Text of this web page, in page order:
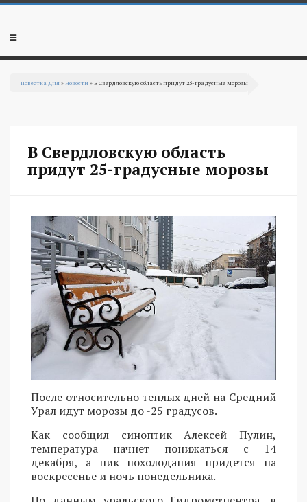
Перейти к основному содержанию
Мобильное
Повестка Дня »Новости » В Свердловскую область придут 25-градусные морозы
В Свердловскую область
придут 25-градусные морозы
После относительно теплых дней на Средний
Урал идут морозы до -25 градусов.
Как сообщил синоптик Алексей Пулин,
температура начнет понижаться с 14
декабря, а пик похолодания придется на
воскресенье и ночь понедельника.